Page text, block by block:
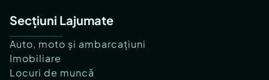
Secțiuni Lajumate
Auto, moto și ambarcațiuni
Imobiliare
Locuri de muncă